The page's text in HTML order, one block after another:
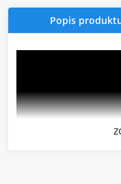
Popis